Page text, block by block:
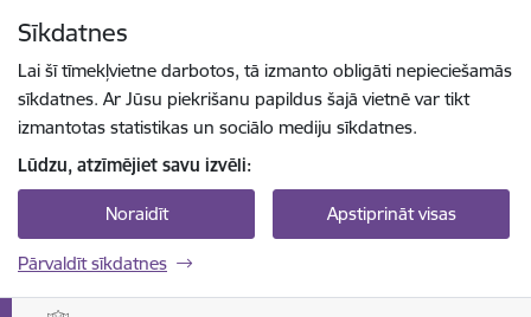
Sīkdatnes
Lai šī tīmekļvietne darbotos, tā izmanto obligāti nepieciešamās
sīkdatnes. Ar Jūsu piekrišanu papildus šajā vietnē var tikt
izmantotas statistikas un sociālo mediju sīkdatnes.
Lūdzu, atzīmējiet savu izvēli:
Noraidīt Apstiprināt visas
Pārvaldīt sīkdatnes